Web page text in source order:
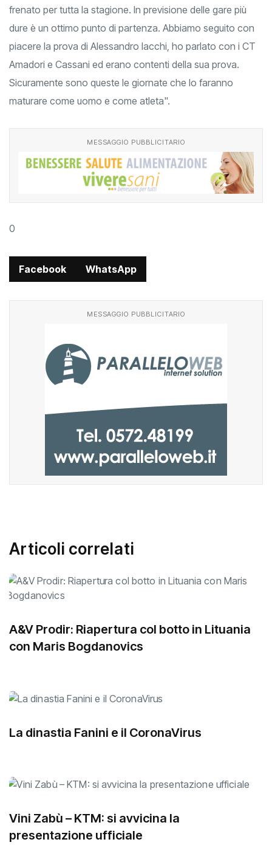
frenato per tutta la stagione. In previsione delle gare più
dure è un ottimo punto di partenza. Abbiamo seguito con
piacere la prova di Alessandro Iacchi, ho parlato con i CT
Amadori e Cassani ed erano contenti della sua prova.
Sicuramente sono queste le giornate che lo faranno
maturare come uomo e come atleta".
MESSAGGIO PUBBLICITARIO
0
Facebook WhatsApp
MESSAGGIO PUBBLICITARIO
Articoli correlati
A&V Prodir: Riapertura col botto in Lituania
con Maris Bogdanovics
La dinastia Fanini e il CoronaVirus
Vini Zabù – KTM: si avvicina la
presentazione ufficiale